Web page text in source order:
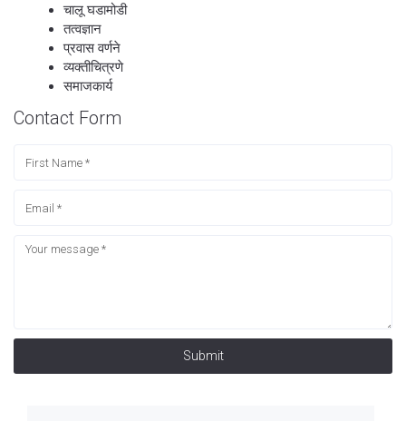
चालू घडामोडी
तत्वज्ञान
प्रवास वर्णने
व्यक्तीचित्रणे
समाजकार्य
Contact Form
Submit